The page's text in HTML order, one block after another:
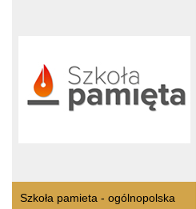
Szkoła pamieta - ogólnopolska